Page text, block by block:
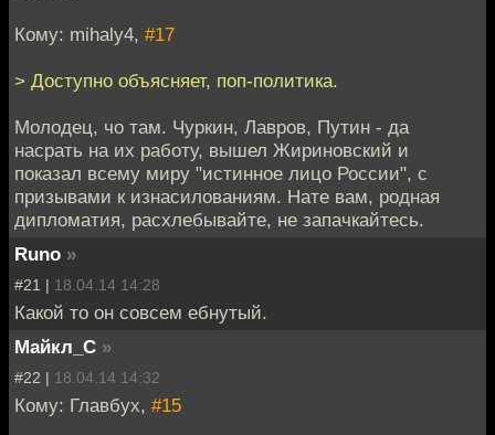
Кому: mihaly4, #17
> Доступно объясняет, поп-политика.
Молодец, чо там. Чуркин, Лавров, Путин - да
насрать на их работу, вышел Жириновский и
показал всему миру "истинное лицо России", с
призывами к изнасилованиям. Нате вам, родная
дипломатия, расхлебывайте, не запачкайтесь.
Runo »
#21 | 18.04.14 14:28
Какой то он совсем ебнутый.
Майкл_С »
#22 | 18.04.14 14:32
Кому: Главбух, #15